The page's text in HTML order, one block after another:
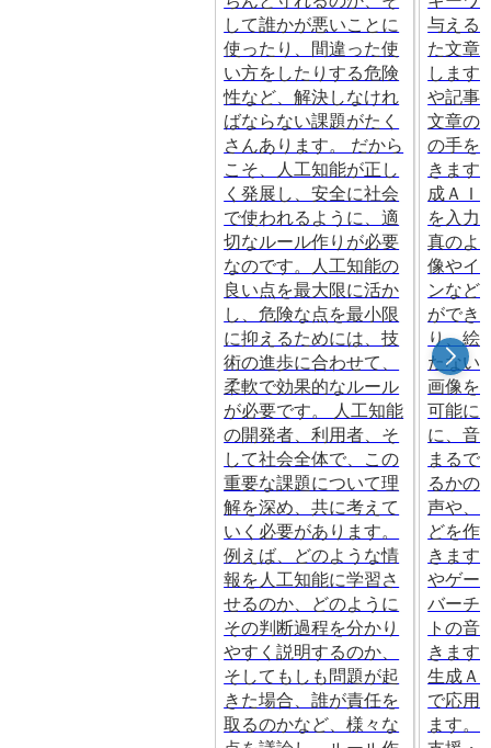
して誰かが悪いことに
使ったり、間違った使
い方をしたりする危険
性など、解決しなけれ
ばならない課題がたく
さんあります。 だから
こそ、人工知能が正し
く発展し、安全に社会
で使われるように、適
切なルール作りが必要
なのです。人工知能の
良い点を最大限に活か
し、危険な点を最小限
に抑えるためには、技
術の進歩に合わせて、
柔軟で効果的なルール
が必要です。 人工知能
の開発者、利用者、そ
して社会全体で、この
重要な課題について理
解を深め、共に考えて
いく必要があります。
例えば、どのような情
報を人工知能に学習さ
せるのか、どのように
その判断過程を分かり
やすく説明するのか、
そしてもしも問題が起
きた場合、誰が責任を
取るのかなど、様々な
与える
た文章
します
や記事
文章の
の手を
きます
成ＡＩ
を入力
真のよ
像やイ
ンなど
ができ
り、絵
たない
画像を
可能に
に、音
まるで
るかの
声や、
どを作
きます
やゲー
バーチ
トの音
きます
生成Ａ
で応用
ます。